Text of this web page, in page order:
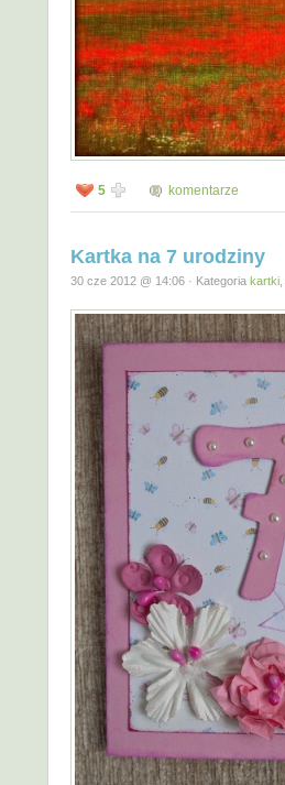
5 komentarze
Kartka na 7 urodziny
30 cze 2012 @ 14:06 · Kategoria kartki